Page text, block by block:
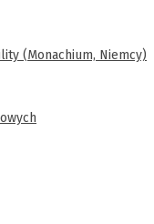
(Monachium, Niemcy)